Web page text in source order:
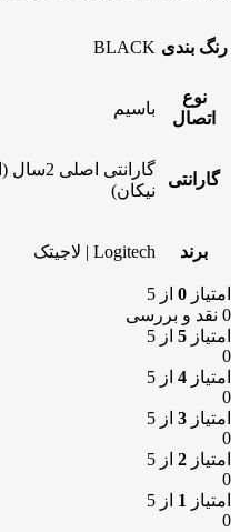
رنگ بندی BLACK
نوع
اتصال
باسیم
گارانتی
نیکان)
برند Logitech | لاجیتک
امتیاز 0 از 5
0 نقد و بررسی
امتیاز 5 از 5
0
امتیاز 4 از 5
0
امتیاز 3 از 5
0
امتیاز 2 از 5
0
امتیاز 1 از 5
0